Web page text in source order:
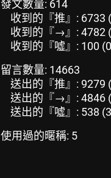
發文數量: 614
收到的『推』: 6733
收到的『→』: 4782
收到的『噓』: 100
留言數量: 14663
送出的『推』: 9279
送出的『→』: 4846
送出的『噓』: 538
使用過的暱稱: 5